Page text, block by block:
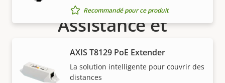
Recommandé pour ce produit
AXIS T8129 PoE Extender
La solution intelligente pour couvrir des
distances
Assistance et
ressources
Besoin d'informations sur les produits Axis, le